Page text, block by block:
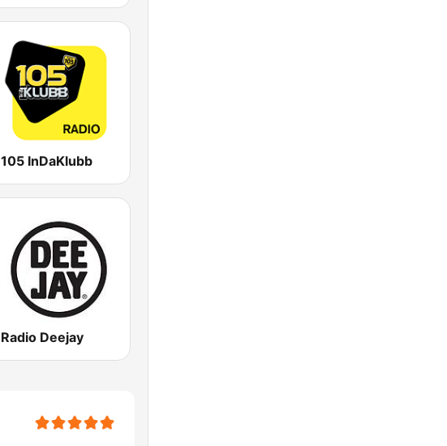
105 InDaKlubb
Radio Deejay